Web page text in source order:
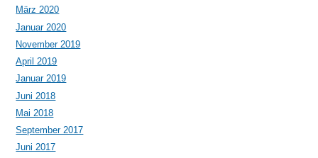
März 2020
Januar 2020
November 2019
April 2019
Januar 2019
Juni 2018
Mai 2018
September 2017
Juni 2017